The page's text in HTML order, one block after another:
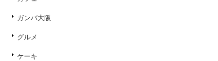
ガンバ大阪
グルメ
ケーキ